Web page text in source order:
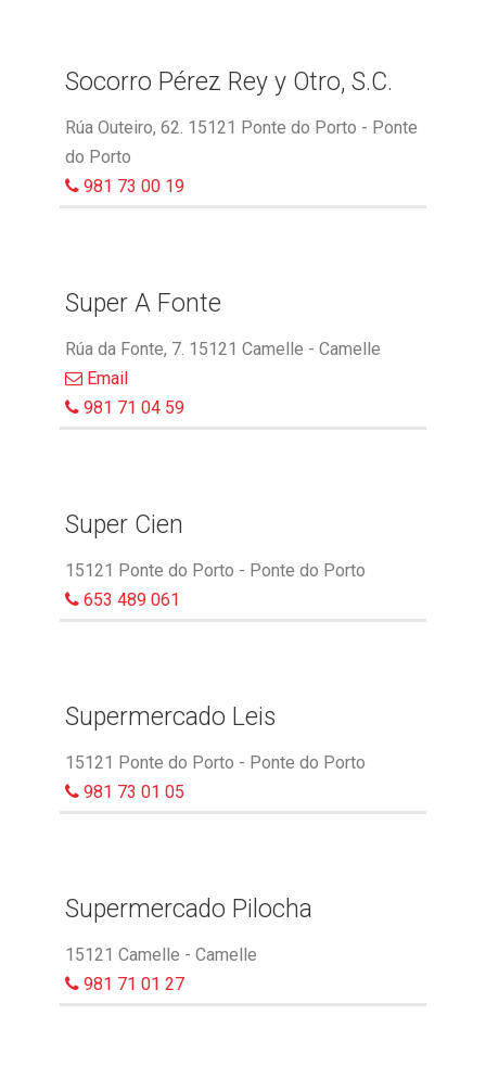
Socorro Pérez Rey y Otro, S.C.
Rúa Outeiro, 62. 15121 Ponte do Porto - Ponte
do Porto
981 73 00 19
Super A Fonte
Rúa da Fonte, 7. 15121 Camelle - Camelle
Email
981 71 04 59
Super Cien
15121 Ponte do Porto - Ponte do Porto
653 489 061
Supermercado Leis
15121 Ponte do Porto - Ponte do Porto
981 73 01 05
Supermercado Pilocha
15121 Camelle - Camelle
981 71 01 27